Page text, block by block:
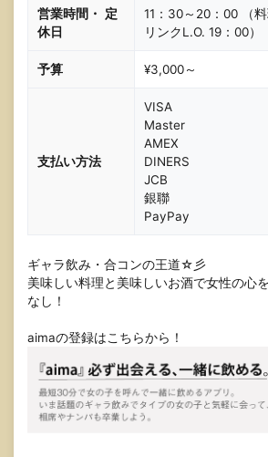
営業時間・
定
休日
11：30～20：00 （
リンクL.O. 19：00）
予算 ¥3,000～
支払い方法
VISA
Master
AMEX
DINERS
JCB
銀聯
PayPay
ギャラ飲み・合コンの王道☆彡
美味しい料理と美味しいお酒で女性の心
なし！
aimaの登録はこちらから！